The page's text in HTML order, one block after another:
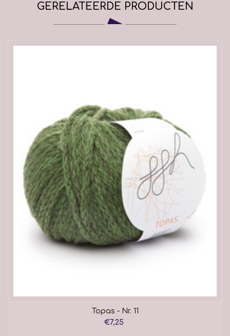
GERELATEERDE PRODUCTEN
Topas - Nr. 11
€7,25